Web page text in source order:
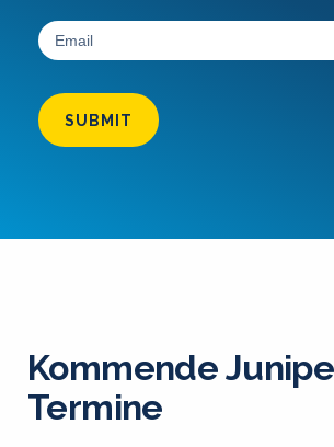
SUBMIT
Kommende
Termine